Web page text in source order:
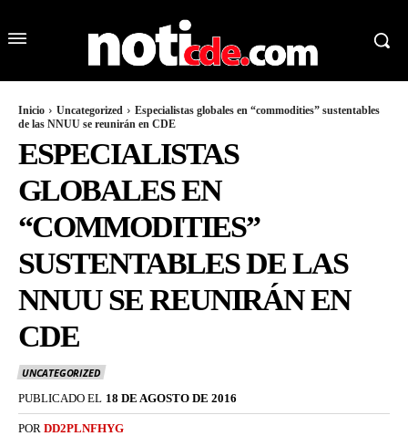
Inicio Uncategorized
Especialistas globales en “commodities” sustentables
de las NNUU se reunirán en CDE
ESPECIALISTAS
GLOBALES EN
“COMMODITIES”
SUSTENTABLES DE LAS
NNUU SE REUNIRÁN EN
CDE
UNCATEGORIZED
PUBLICADO EL 18 DE AGOSTO DE 2016
POR DD2PLNFHYG